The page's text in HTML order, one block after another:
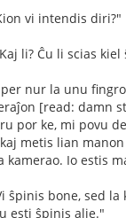
vi intendis diri?"
li? Ĉu li scias
nur la unu
[read: damn
por ke, mi povu
metis lian
kamerao. Io estis
ŝpinis bone, sed la
esti ŝpinis alie."